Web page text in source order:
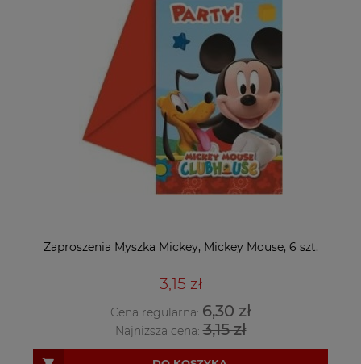
Zaproszenia Myszka Mickey, Mickey Mouse, 6 szt.
3,15 zł
Cena regularna:6,30 zł
Najniższa cena:3,15 zł